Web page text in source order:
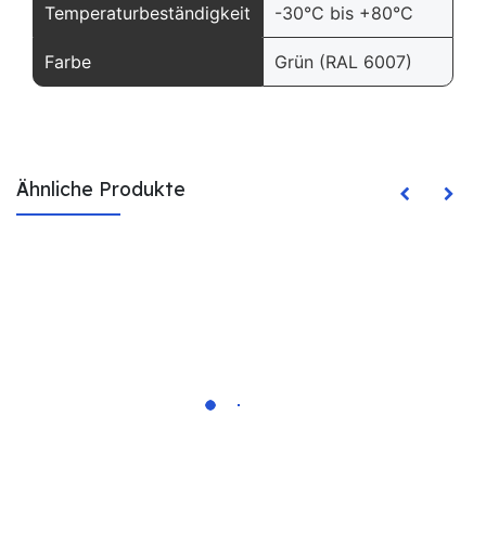
Temperaturbeständigkeit -30°C bis +80°C
Farbe Grün (RAL 6007)
Ähnliche Produkte